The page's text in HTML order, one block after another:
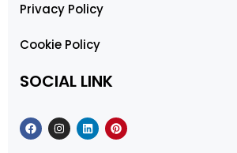
Privacy Policy
Cookie Policy
SOCIAL LINK